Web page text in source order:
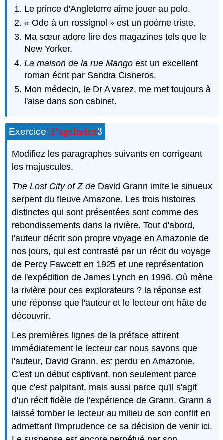
Le prince d'Angleterre aime jouer au polo.
« Ode à un rossignol » est un poème triste.
Ma sœur adore lire des magazines tels que le
New Yorker.
La maison de la rue Mango est un excellent
roman écrit par Sandra Cisneros.
Mon médecin, le Dr Alvarez, me met toujours à
l'aise dans son cabinet.
Exercice\PageIndex3
\PageIndex3
Modifiez les paragraphes suivants en corrigeant
les majuscules.
The Lost City of Z de David Grann imite le sinueux
serpent du fleuve Amazone. Les trois histoires
distinctes qui sont présentées sont comme des
rebondissements dans la rivière. Tout d'abord,
l'auteur décrit son propre voyage en Amazonie de
nos jours, qui est contrasté par un récit du voyage
de Percy Fawcett en 1925 et une représentation
de l'expédition de James Lynch en 1996. Où mène
la rivière pour ces explorateurs ? la réponse est
une réponse que l'auteur et le lecteur ont hâte de
découvrir.
Les premières lignes de la préface attirent
immédiatement le lecteur car nous savons que
l'auteur, David Grann, est perdu en Amazonie.
C'est un début captivant, non seulement parce
que c'est palpitant, mais aussi parce qu'il s'agit
d'un récit fidèle de l'expérience de Grann. Grann a
laissé tomber le lecteur au milieu de son conflit en
admettant l'imprudence de sa décision de venir ici.